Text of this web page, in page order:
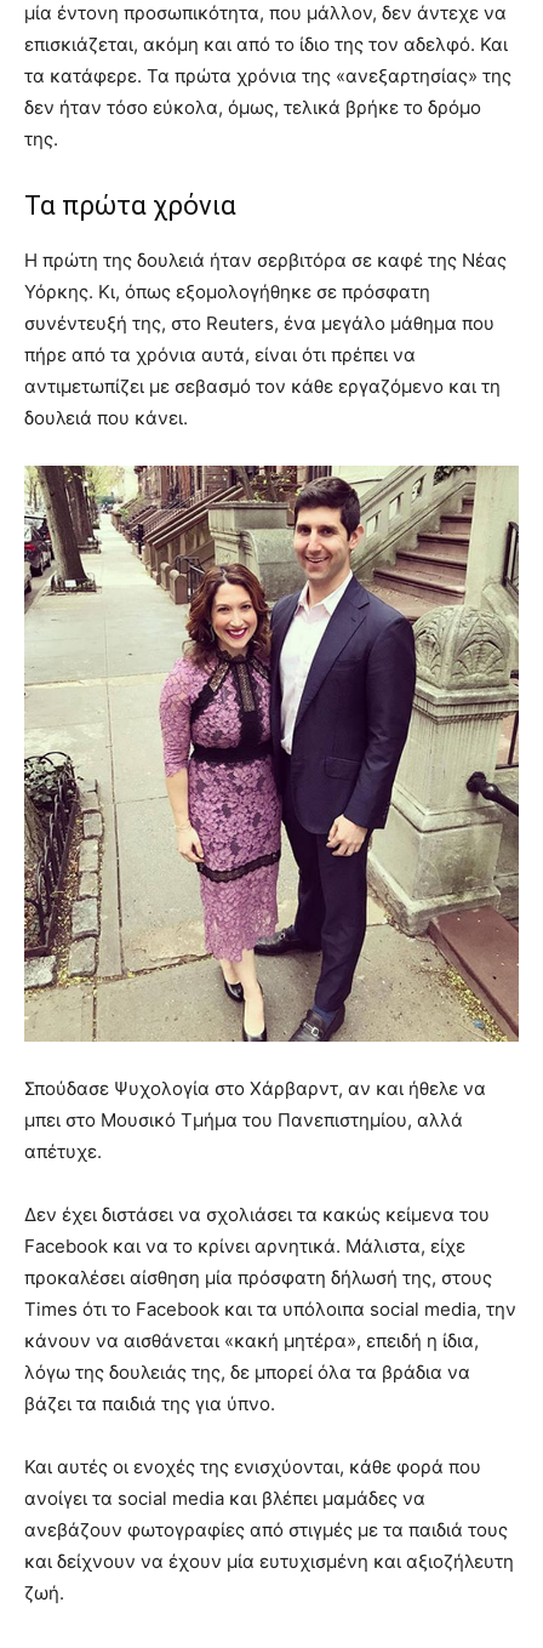
μία έντονη προσωπικότητα, που μάλλον, δεν άντεχε να
επισκιάζεται, ακόμη και από το ίδιο της τον αδελφό. Και
τα κατάφερε. Τα πρώτα χρόνια της «ανεξαρτησίας» της
δεν ήταν τόσο εύκολα, όμως, τελικά βρήκε το δρόμο
της.
Τα πρώτα χρόνια
Η πρώτη της δουλειά ήταν σερβιτόρα σε καφέ της Νέας
Υόρκης. Κι, όπως εξομολογήθηκε σε πρόσφατη
συνέντευξή της, στο Reuters, ένα μεγάλο μάθημα που
πήρε από τα χρόνια αυτά, είναι ότι πρέπει να
αντιμετωπίζει με σεβασμό τον κάθε εργαζόμενο και τη
δουλειά που κάνει.
Σπούδασε Ψυχολογία στο Χάρβαρντ, αν και ήθελε να
μπει στο Μουσικό Τμήμα του Πανεπιστημίου, αλλά
απέτυχε.
Δεν έχει διστάσει να σχολιάσει τα κακώς κείμενα του
Facebook και να το κρίνει αρνητικά. Μάλιστα, είχε
προκαλέσει αίσθηση μία πρόσφατη δήλωσή της, στους
Times ότι το Facebook και τα υπόλοιπα social media, την
κάνουν να αισθάνεται «κακή μητέρα», επειδή η ίδια,
λόγω της δουλειάς της, δε μπορεί όλα τα βράδια να
βάζει τα παιδιά της για ύπνο.
Και αυτές οι ενοχές της ενισχύονται, κάθε φορά που
ανοίγει τα social media και βλέπει μαμάδες να
ανεβάζουν φωτογραφίες από στιγμές με τα παιδιά τους
και δείχνουν να έχουν μία ευτυχισμένη και αξιοζήλευτη
ζωή.